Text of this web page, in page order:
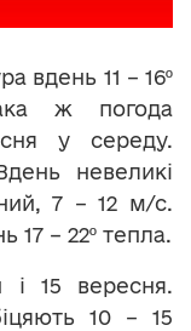
вдень 11 – 16º
ж погода
у середу.
невеликі
7 – 12 м/с.
17 – 22º тепла.
і 15 вересня.
10 – 15